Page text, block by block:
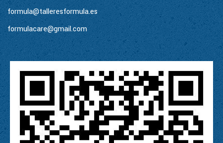
formula@talleresformula.es
formulacare@gmail.com